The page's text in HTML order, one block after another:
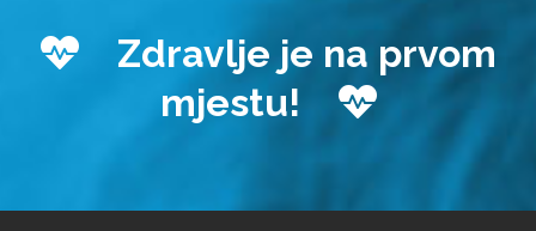
Zdravlje je na prvom
mjestu!